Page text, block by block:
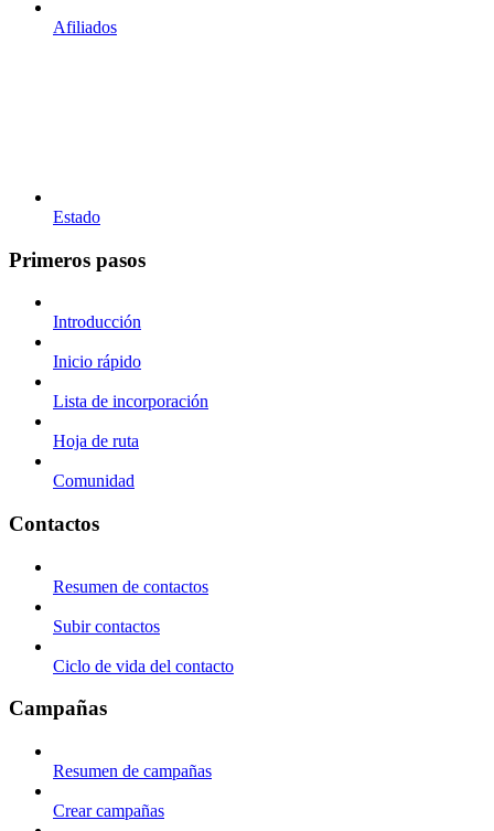
Afiliados
Estado
Primeros pasos
Introducción
Inicio rápido
Lista de incorporación
Hoja de ruta
Comunidad
Contactos
Resumen de contactos
Subir contactos
Ciclo de vida del contacto
Campañas
Resumen de campañas
Crear campañas